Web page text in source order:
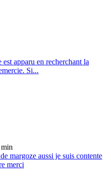
apparu en recherchant la
Si...
margoze aussi je suis contente
merci